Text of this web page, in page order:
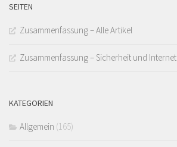
SEITEN
Zusammenfassung – Alle Artikel
Zusammenfassung – Sicherheit und Internet
KATEGORIEN
Allgemein (165)